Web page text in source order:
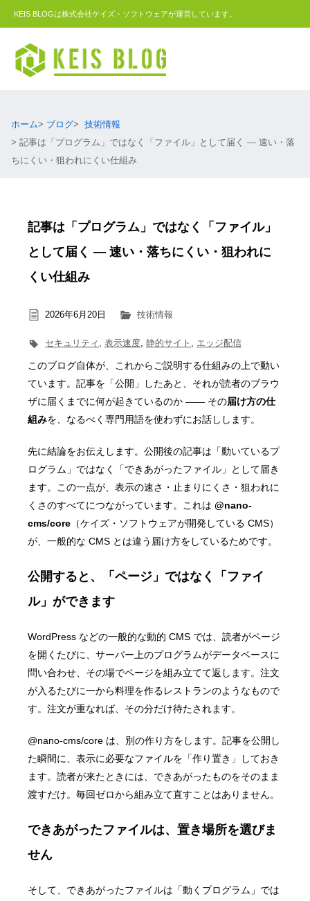
KEIS BLOGは株式会社ケイズ・ソフトウェアが運営しています。
ホーム ブログ
技術情報
記事は「プログラム」ではなく「ファイル」として届く ― 速い・落
ちにくい・狙われにくい仕組み
記事は「プログラム」ではなく「ファイル」
として届く ― 速い・落ちにくい・狙われに
くい仕組み
2026年6月20日 技術情報
セキュリティ , 表示速度, 静的サイト , エッジ配信
このブログ自体が、これからご説明する仕組みの上で動い
ています。記事を「公開」したあと、それが読者のブラウ
ザに届くまでに何が起きているのか ―― その届け方の仕
組みを、なるべく専門用語を使わずにお話しします。
先に結論をお伝えします。公開後の記事は「動いているプ
ログラム」ではなく「できあがったファイル」として届き
ます。この一点が、表示の速さ・止まりにくさ・狙われに
くさのすべてにつながっています。これは @nano-
cms/core （ケイズ・ソフトウェアが開発している CMS）
が、一般的な CMS とは違う届け方をしているためです。
公開すると、「ページ」ではなく「ファイ
ル」ができます
WordPress などの一般的な動的 CMS では、読者がページ
を開くたびに、サーバー上のプログラムがデータベースに
問い合わせ、その場でページを組み立てて返します。注文
が入るたびに一から料理を作るレストランのようなもので
す。注文が重なれば、その分だけ待たされます。
@nano-cms/core は、別の作り方をします。記事を公開し
た瞬間に、表示に必要なファイルを「作り置き」しておき
ます。読者が来たときには、できあがったものをそのまま
渡すだけ。毎回ゼロから組み立て直すことはありません。
できあがったファイルは、置き場所を選びま
せん
そして、できあがったファイルは「動くプログラム」では